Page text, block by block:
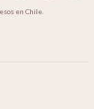
en Chile.